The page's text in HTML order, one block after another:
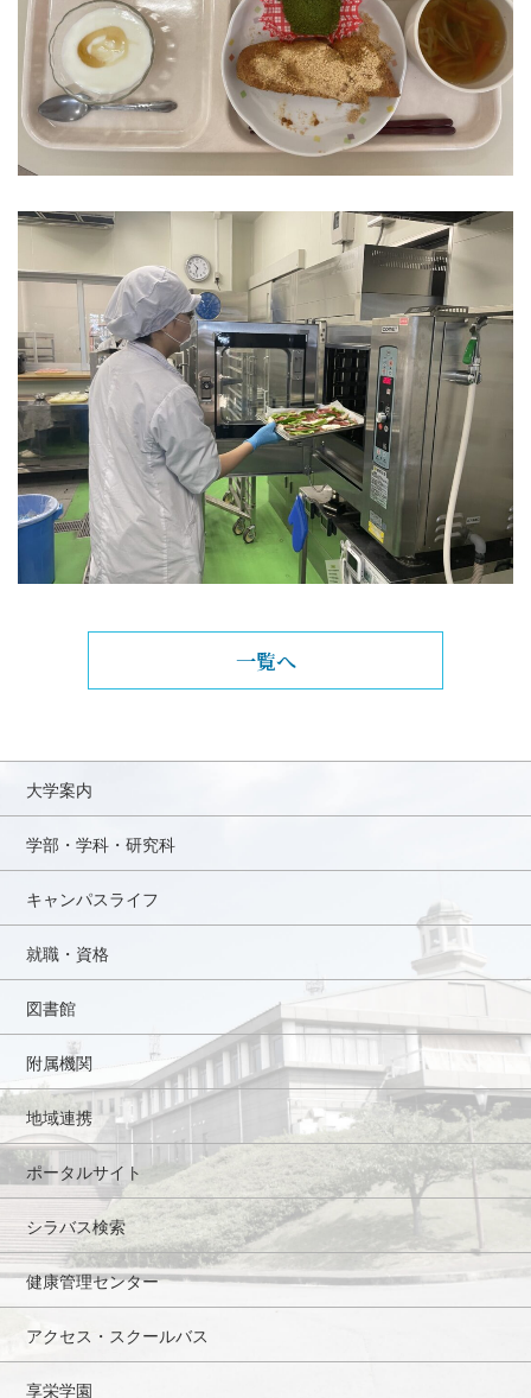
一覧へ
大学案内
学部・学科・研究科
キャンパスライフ
就職・資格
図書館
附属機関
地域連携
ポータルサイト
シラバス検索
健康管理センター
アクセス・スクールバス
享栄学園